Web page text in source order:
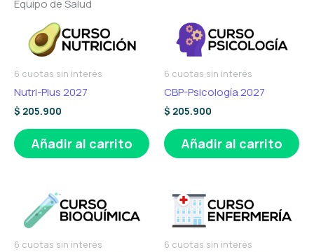
Equipo de Salud
6 cuotas sin interés
Nutri-Plus 2027
$ 205.900
Añadir al carrito
6 cuotas sin interés
CBP-Psicología 2027
$ 205.900
Añadir al carrito
6 cuotas sin interés 6 cuotas sin interés